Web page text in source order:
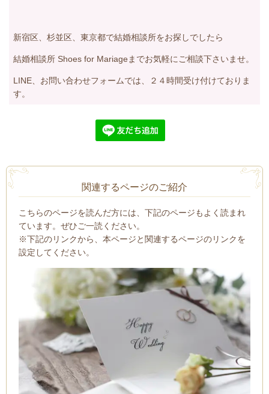
新宿区、杉並区、東京都で結婚相談所をお探しでしたら
結婚相談所 Shoes for Mariageまでお気軽にご相談下さいませ。
LINE、お問い合わせフォームでは、２４時間受け付けておりま
す。
関連するページのご紹介
こちらのページを読んだ方には、下記のページもよく読まれ
ています。ぜひご一読ください。
※下記のリンクから、本ページと関連するページのリンクを
設定してください。